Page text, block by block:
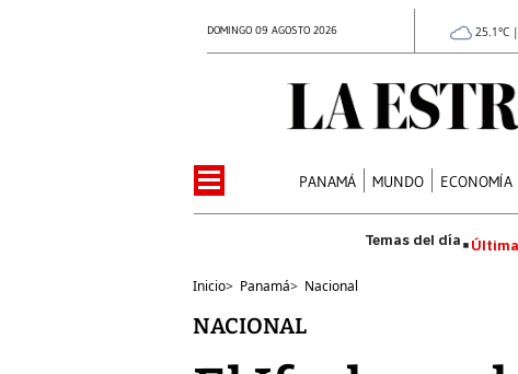
DOMINGO 09 AGOSTO 2026 25.1°C
PANAMÁ MUNDO ECONOMÍA
Inicio> Panamá> Nacional
NACIONAL